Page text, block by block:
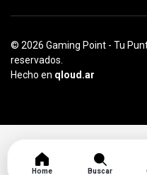
© 2026 Gaming Point - Tu
reservados.
Hecho en qloud.ar
Home Buscar